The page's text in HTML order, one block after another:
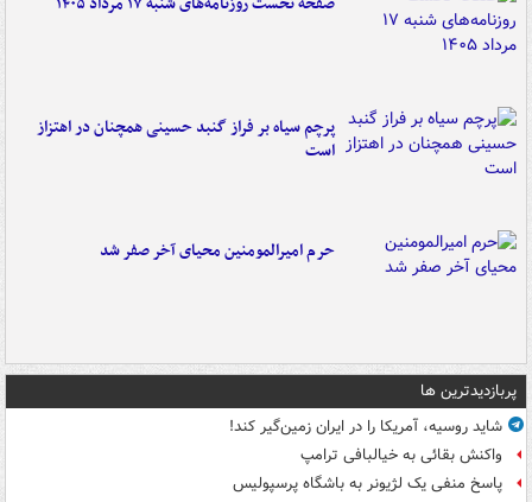
پرچم سیاه بر فراز گنبد حسینی همچنان در اهتزاز
است
حرم امیرالمومنین محیای آخر صفر شد
پربازدیدترین ها
شاید روسیه، آمریکا را در ایران زمین‌گیر کند!
واکنش بقائی به خیالبافی ترامپ
پاسخ منفی یک لژیونر به باشگاه پرسپولیس